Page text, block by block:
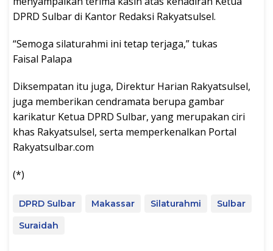
DPRD Sulbar di Kantor Redaksi Rakyatsulsel.
“Semoga silaturahmi ini tetap terjaga,” tukas
Faisal Palapa
Diksempatan itu juga, Direktur Harian Rakyatsulsel,
juga memberikan cendramata berupa gambar
karikatur Ketua DPRD Sulbar, yang merupakan ciri
khas Rakyatsulsel, serta memperkenalkan Portal
Rakyatsulbar.com
(*)
DPRD Sulbar Makassar Silaturahmi
Sulbar
Suraidah